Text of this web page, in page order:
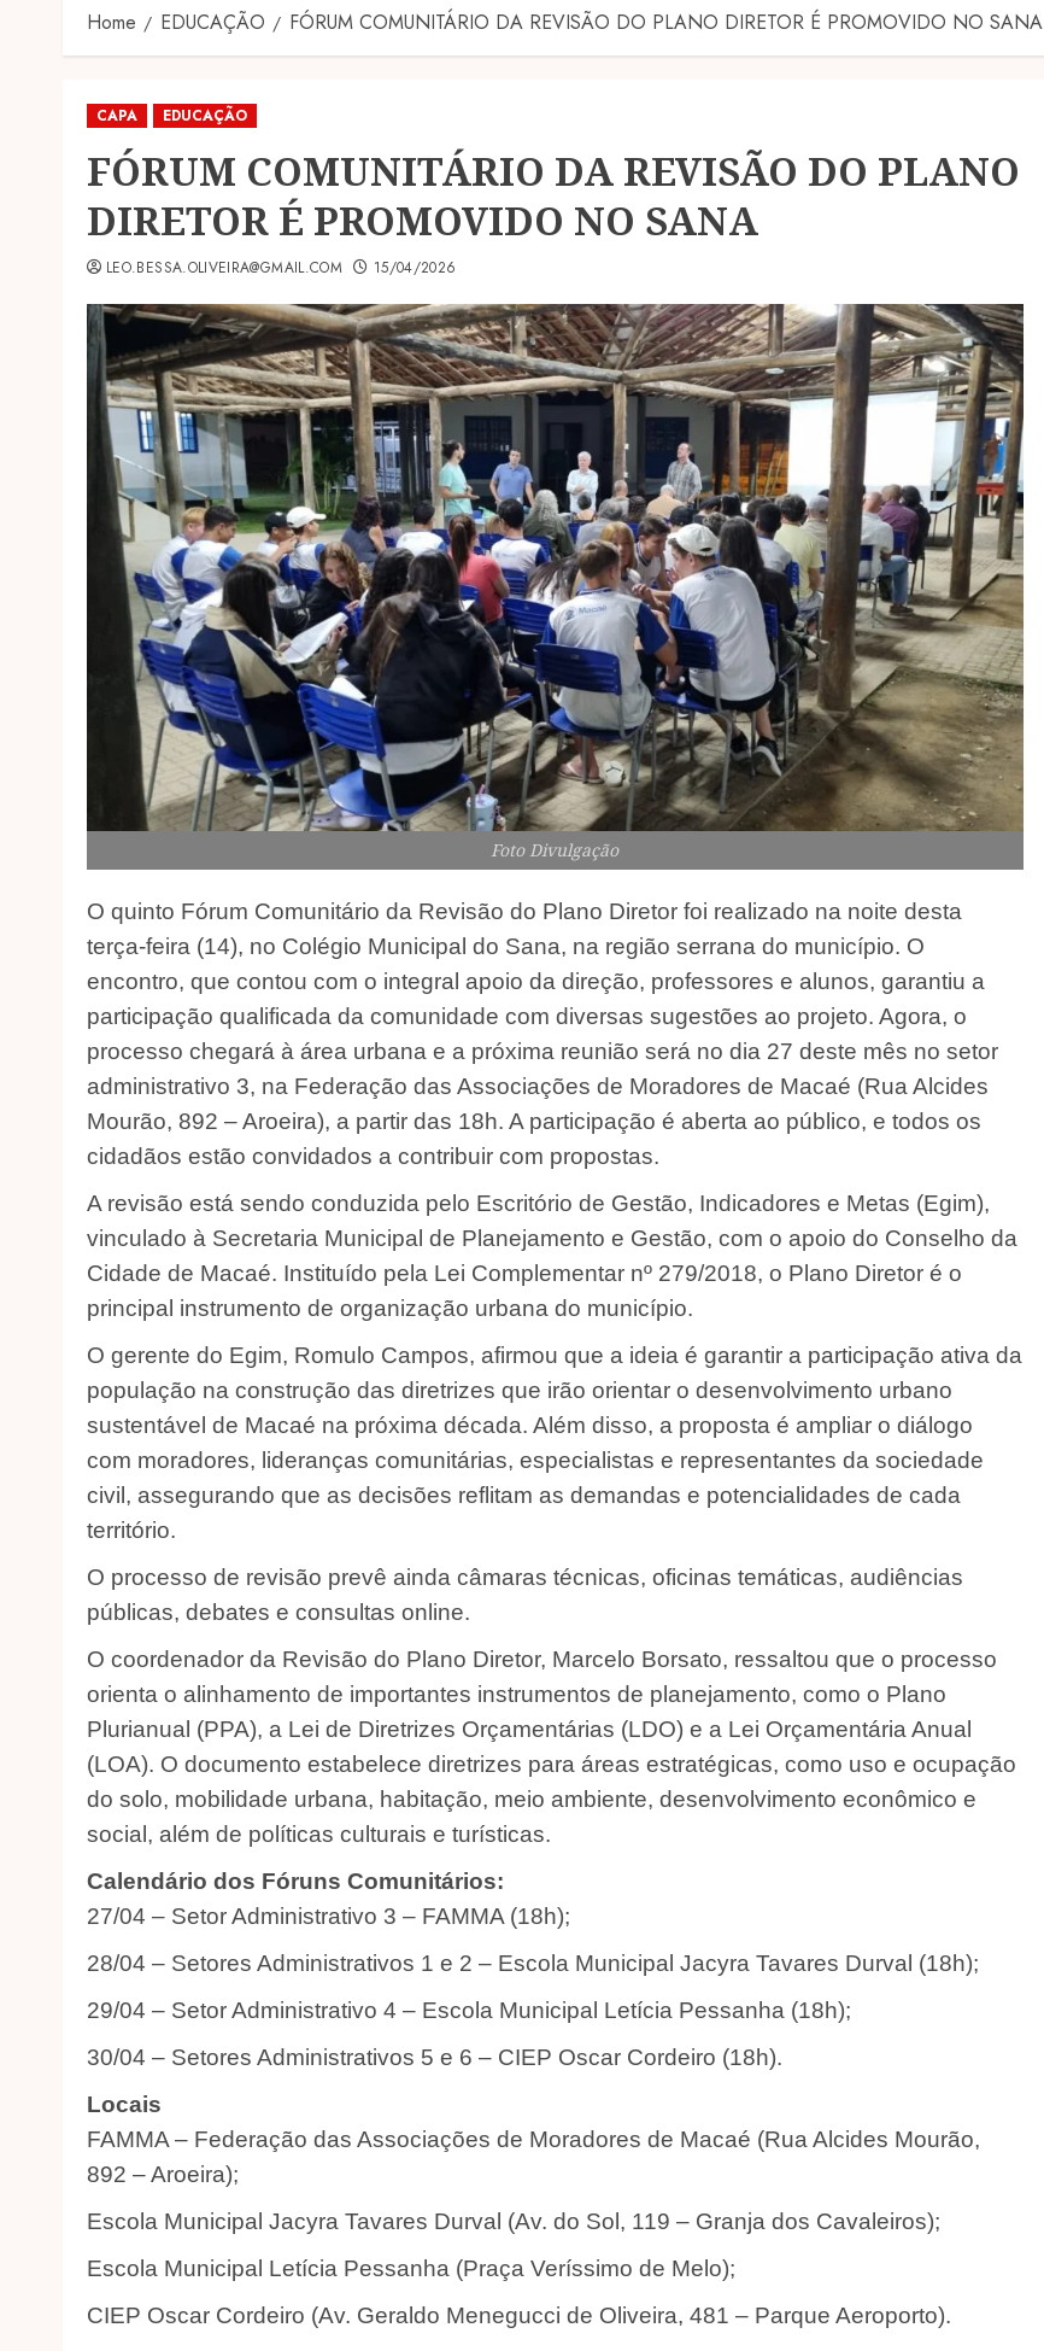
Home EDUCAÇÃO FÓRUM COMUNITÁRIO DA REVISÃO DO PLANO DIRETOR É PROMOVIDO NO SANA
CAPA EDUCAÇÃO
FÓRUM COMUNITÁRIO DA REVISÃO DO PLANO
DIRETOR É PROMOVIDO NO SANA
LEO.BESSA.OLIVEIRA@GMAIL.COM 15/04/2026
Foto Divulgação
O quinto Fórum Comunitário da Revisão do Plano Diretor foi realizado na noite desta
terça-feira (14), no Colégio Municipal do Sana, na região serrana do município. O
encontro, que contou com o integral apoio da direção, professores e alunos, garantiu a
participação qualificada da comunidade com diversas sugestões ao projeto. Agora, o
processo chegará à área urbana e a próxima reunião será no dia 27 deste mês no setor
administrativo 3, na Federação das Associações de Moradores de Macaé (Rua Alcides
Mourão, 892 – Aroeira), a partir das 18h. A participação é aberta ao público, e todos os
cidadãos estão convidados a contribuir com propostas.
A revisão está sendo conduzida pelo Escritório de Gestão, Indicadores e Metas (Egim),
vinculado à Secretaria Municipal de Planejamento e Gestão, com o apoio do Conselho da
Cidade de Macaé. Instituído pela Lei Complementar nº 279/2018, o Plano Diretor é o
principal instrumento de organização urbana do município.
O gerente do Egim, Romulo Campos, afirmou que a ideia é garantir a participação ativa da
população na construção das diretrizes que irão orientar o desenvolvimento urbano
sustentável de Macaé na próxima década. Além disso, a proposta é ampliar o diálogo
com moradores, lideranças comunitárias, especialistas e representantes da sociedade
civil, assegurando que as decisões reflitam as demandas e potencialidades de cada
território.
O processo de revisão prevê ainda câmaras técnicas, oficinas temáticas, audiências
públicas, debates e consultas online.
O coordenador da Revisão do Plano Diretor, Marcelo Borsato, ressaltou que o processo
orienta o alinhamento de importantes instrumentos de planejamento, como o Plano
Plurianual (PPA), a Lei de Diretrizes Orçamentárias (LDO) e a Lei Orçamentária Anual
(LOA). O documento estabelece diretrizes para áreas estratégicas, como uso e ocupação
do solo, mobilidade urbana, habitação, meio ambiente, desenvolvimento econômico e
social, além de políticas culturais e turísticas.
Calendário dos Fóruns Comunitários:
27/04 – Setor Administrativo 3 – FAMMA (18h);
28/04 – Setores Administrativos 1 e 2 – Escola Municipal Jacyra Tavares Durval (18h);
29/04 – Setor Administrativo 4 – Escola Municipal Letícia Pessanha (18h);
30/04 – Setores Administrativos 5 e 6 – CIEP Oscar Cordeiro (18h).
Locais
FAMMA – Federação das Associações de Moradores de Macaé (Rua Alcides Mourão,
892 – Aroeira);
Escola Municipal Jacyra Tavares Durval (Av. do Sol, 119 – Granja dos Cavaleiros);
Escola Municipal Letícia Pessanha (Praça Veríssimo de Melo);
CIEP Oscar Cordeiro (Av. Geraldo Menegucci de Oliveira, 481 – Parque Aeroporto).